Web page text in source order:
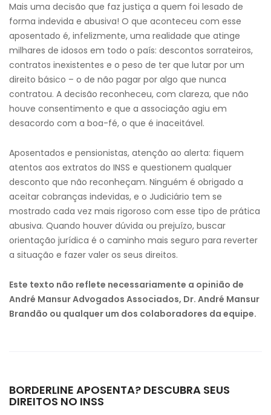
Mais uma decisão que faz justiça a quem foi lesado de
forma indevida e abusiva! O que aconteceu com esse
aposentado é, infelizmente, uma realidade que atinge
milhares de idosos em todo o país: descontos sorrateiros,
contratos inexistentes e o peso de ter que lutar por um
direito básico – o de não pagar por algo que nunca
contratou. A decisão reconheceu, com clareza, que não
houve consentimento e que a associação agiu em
desacordo com a boa-fé, o que é inaceitável.
Aposentados e pensionistas, atenção ao alerta: fiquem
atentos aos extratos do INSS e questionem qualquer
desconto que não reconheçam. Ninguém é obrigado a
aceitar cobranças indevidas, e o Judiciário tem se
mostrado cada vez mais rigoroso com esse tipo de prática
abusiva. Quando houver dúvida ou prejuízo, buscar
orientação jurídica é o caminho mais seguro para reverter
a situação e fazer valer os seus direitos.
Este texto não reflete necessariamente a opinião de
André Mansur Advogados Associados, Dr. André Mansur
Brandão ou qualquer um dos colaboradores da equipe.
BORDERLINE APOSENTA? DESCUBRA SEUS
DIREITOS NO INSS